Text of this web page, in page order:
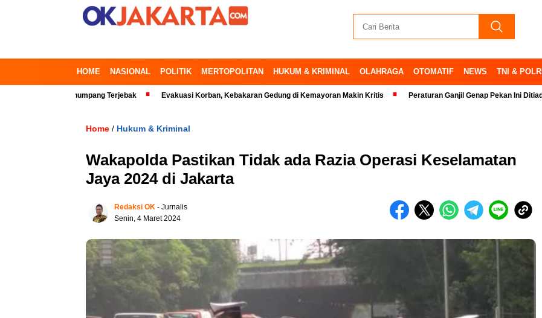
HOME NASIONAL POLITIK MERTOPOLITAN HUKUM & KRIMINAL OLAHRAGA OTOMATIF NEWS TNI & POLRI
Timur, Penumpang Terjebak Evakuasi Korban, Kebakaran Gedung di Kemayoran Makin Kritis Peraturan Ganjil Genap Pekan Ini Ditiadakan
Home / Hukum & Kriminal
Wakapolda Pastikan Tidak ada Razia Operasi Keselamatan
Jaya 2024 di Jakarta
Redaksi OK - Jurnalis
Senin, 4 Maret 2024